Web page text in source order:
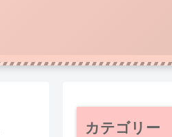
カテゴリー